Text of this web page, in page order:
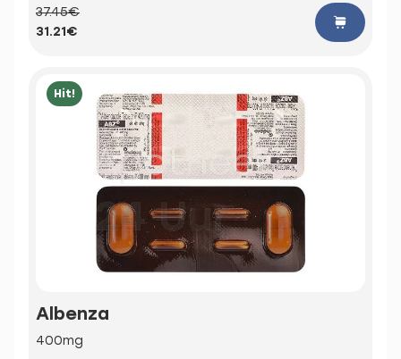
37.45€
31.21€
Hit!
Albenza
400mg